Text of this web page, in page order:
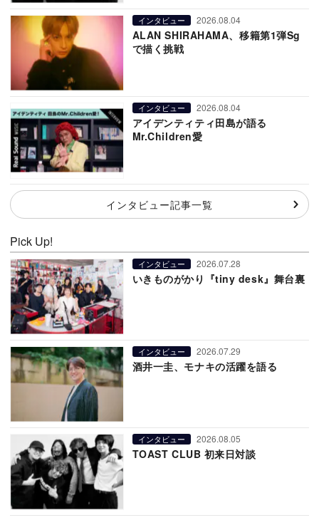
インタビュー 2026.08.04
ALAN SHIRAHAMA、移籍第1弾Sg
で描く挑戦
インタビュー 2026.08.04
アイデンティティ田島が語る
Mr.Children愛
インタビュー記事一覧
Pick Up!
インタビュー 2026.07.28
いきものがかり『tiny desk』舞台裏
インタビュー 2026.07.29
酒井一圭、モナキの活躍を語る
インタビュー 2026.08.05
TOAST CLUB 初来日対談